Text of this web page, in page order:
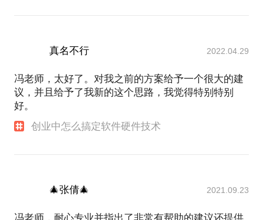
真名不行 2022.04.29
冯老师，太好了。对我之前的方案给予一个很大的建
议，并且给予了我新的这个思路，我觉得特别特别
好。
创业中怎么搞定软件硬件技术
🎄张倩🎄 2021.09.23